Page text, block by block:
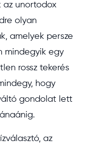
az unortodox
olyan
amelyek persze
mindegyik egy
rossz tekerés
hogy
gondolat lett
az